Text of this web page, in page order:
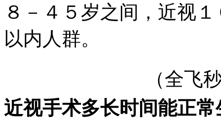
８－４５岁之间，近视
以内人群。
（全飞
近视手术多长时间能正常